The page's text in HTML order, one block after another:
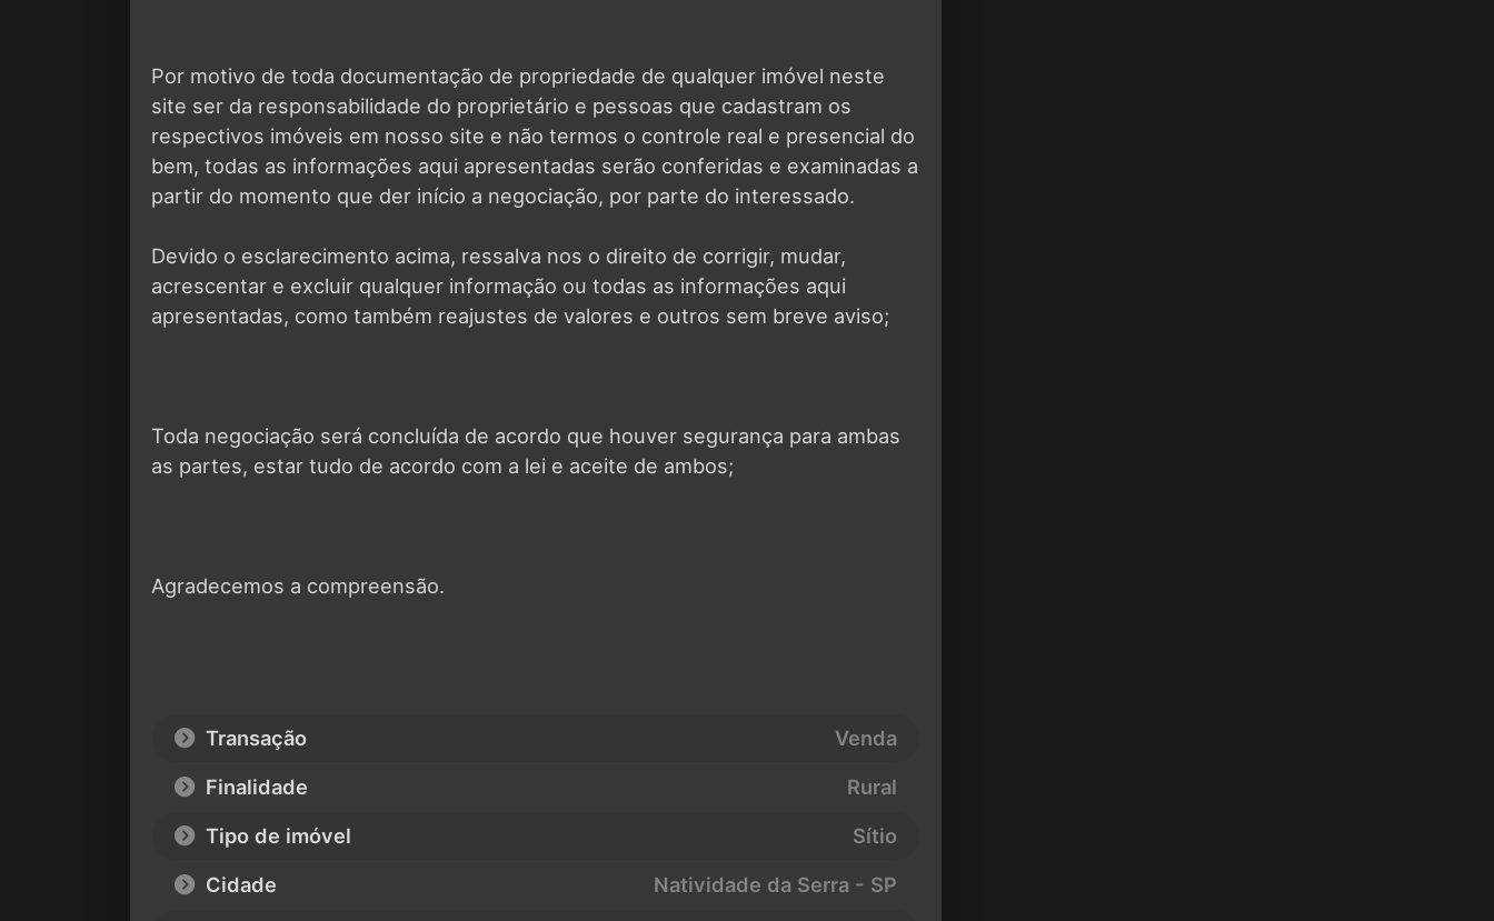
Por motivo de toda documentação de propriedade de qualquer imóvel neste
site ser da responsabilidade do proprietário e pessoas que cadastram os
respectivos imóveis em nosso site e não termos o controle real e presencial do
bem, todas as informações aqui apresentadas serão conferidas e examinadas a
partir do momento que der início a negociação, por parte do interessado.
Devido o esclarecimento acima, ressalva nos o direito de corrigir, mudar,
acrescentar e excluir qualquer informação ou todas as informações aqui
apresentadas, como também reajustes de valores e outros sem breve aviso;
Toda negociação será concluída de acordo que houver segurança para ambas
as partes, estar tudo de acordo com a lei e aceite de ambos;
Agradecemos a compreensão.
Transação
Venda
Finalidade
Rural
Tipo de imóvel
Sítio
Cidade
Natividade da Serra - SP